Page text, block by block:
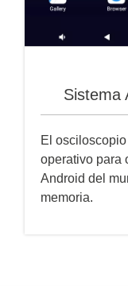
Sistema
El
operativo para
Android del
memoria.